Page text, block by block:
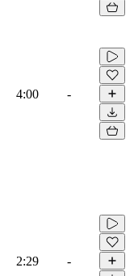
4:00 -
2:29 -